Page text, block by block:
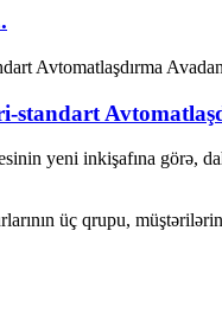
yeni inkişafına görə,
üç qrupu,